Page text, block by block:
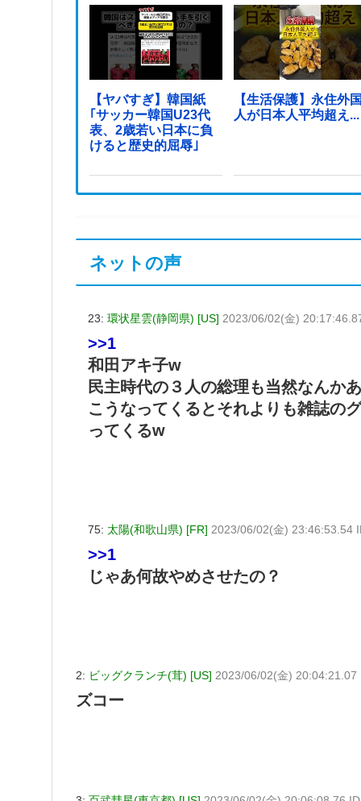
【ヤバすぎ】韓国紙
｢サッカー韓国U23代
表、2歳若い日本に負
けると歴史的屈辱｣
【生活保護】永住外
人が日本人平均超え...
ネットの声
23: 環状星雲(静岡県) [US] 2023/06/02(金)
>>1
和田アキ子w
民主時代の３人の総理も当然なんか
こうなってくるとそれよりも雑誌の
ってくるw
75: 太陽(和歌山県) [FR] 2023/06/02(金) 23:46:53.54
>>1
じゃあ何故やめさせたの？
2: ビッグクランチ(茸) [US] 2023/06/02(金) 20:04:21.07
ズコー